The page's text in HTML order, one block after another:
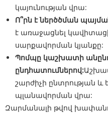
կայունության վրա:
Ո՞րն է ներծծման
է առաջացնել
սարքավորման կյանքը:
Պոմպը կաշխատի
ընդհատումներով:
շարժիչի ընտրության և
պլանավորման վրա:
Զարմանալի թվով